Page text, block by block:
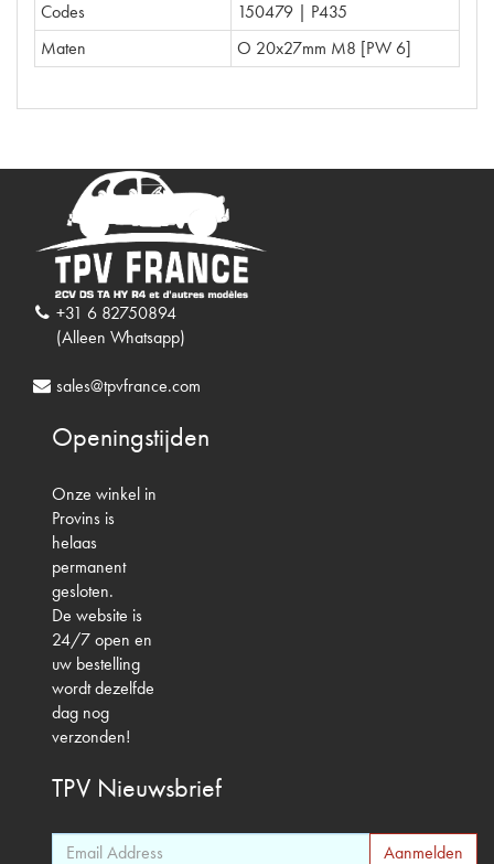
Codes
150479 | P435
Maten
O 20x27mm M8 [PW 6]
+31 6 82750894
(Alleen Whatsapp)
sales@tpvfrance.com
Openingstijden
Onze winkel in
Provins is
helaas
permanent
gesloten.
De website is
24/7 open en
uw bestelling
wordt dezelfde
dag nog
verzonden!
TPV Nieuwsbrief